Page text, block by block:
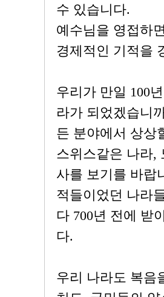
수 있습니다.
예수님을 영접하
경제적인 기적을
우리가 만일 100
라가 되었겠습니
든 분야에서 상상
스위스같은 나라,
사를 보기를 바랍
적들이었던 나라
다 700년 전에 받
다.
우리 나라도 복음